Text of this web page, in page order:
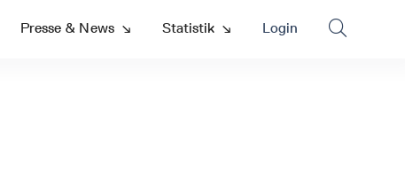
Presse & News ↘ Statistik ↘ Login 